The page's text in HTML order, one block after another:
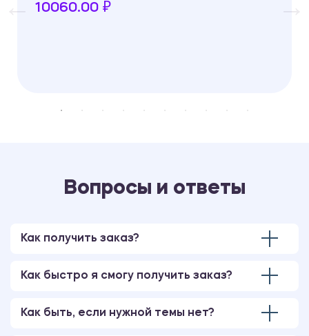
10060.00 ₽
Вопросы и ответы
Как получить заказ?
Как быстро я смогу получить заказ?
Как быть, если нужной темы нет?